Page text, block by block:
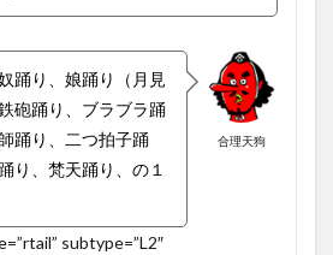
合理天狗
踊り、娘踊り（月見
砲踊り、ブラブラ踊
踊り、二つ拍子踊
り、梵天踊り、の１
subtype=”L2″